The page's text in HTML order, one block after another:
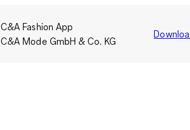
C&A Fashion App
C&A Mode GmbH & Co. KG